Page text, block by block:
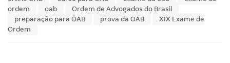
ordem
oab
Ordem de Advogados do Brasil
preparação para OAB
prova da OAB
XIX Exame de
Ordem